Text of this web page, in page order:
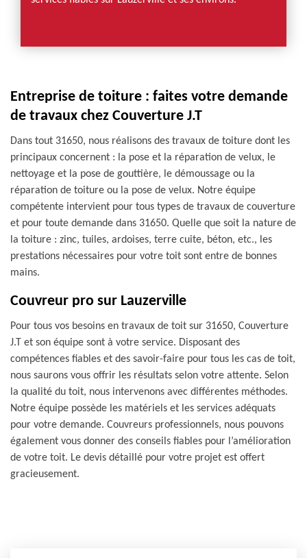
Entreprise de toiture : faites votre demande
de travaux chez Couverture J.T
Dans tout 31650, nous réalisons des travaux de toiture dont les
principaux concernent : la pose et la réparation de velux, le
nettoyage et la pose de gouttière, le démoussage ou la
réparation de toiture ou la pose de velux. Notre équipe
compétente intervient pour tous types de travaux de couverture
et pour toute demande dans 31650. Quelle que soit la nature de
la toiture : zinc, tuiles, ardoises, terre cuite, béton, etc., les
prestations nécessaires pour votre toit sont entre de bonnes
mains.
Couvreur pro sur Lauzerville
Pour tous vos besoins en travaux de toit sur 31650, Couverture
J.T et son équipe sont à votre service. Disposant des
compétences fiables et des savoir-faire pour tous les cas de toit,
nous saurons vous offrir les résultats selon votre attente. Selon
la qualité du toit, nous intervenons avec différentes méthodes.
Notre équipe possède les matériels et les services adéquats
pour votre demande. Couvreurs professionnels, nous pouvons
également vous donner des conseils fiables pour l’amélioration
de votre toit. Le devis détaillé pour votre projet est offert
gracieusement.